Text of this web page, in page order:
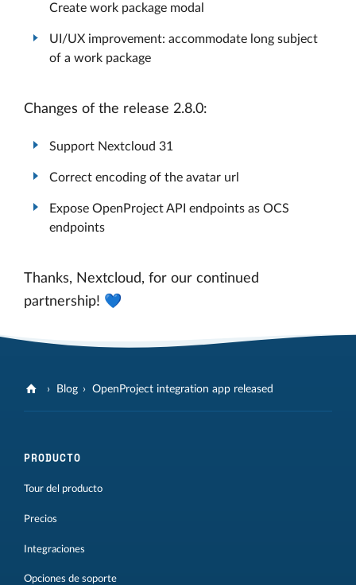
Create work package modal
UI/UX improvement: accommodate long subject
of a work package
Changes of the release 2.8.0:
Support Nextcloud 31
Correct encoding of the avatar url
Expose OpenProject API endpoints as OCS
endpoints
Thanks, Nextcloud, for our continued
partnership! 💙
Blog OpenProject integration app released
PRODUCTO
Tour del producto
Precios
Integraciones
Opciones de soporte